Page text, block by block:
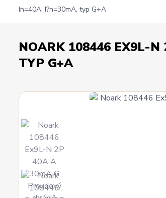
In=40A, I?n=30mA, typ G+A
NOARK 108446 EX9L-N
TYP G+A